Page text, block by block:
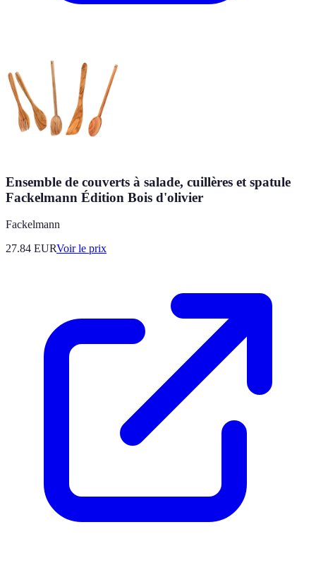
Ensemble de couverts à salade, cuillères et spatule
Fackelmann Édition Bois d'olivier
Fackelmann
27.84 EURVoir le prix